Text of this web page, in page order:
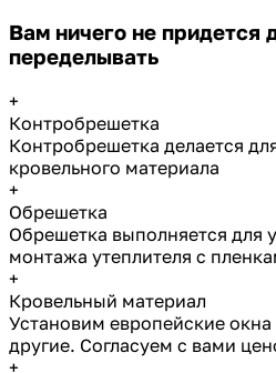
Вам ничего не придется
переделывать
+
Контробрешетка
Контробрешетка делается
кровельного материала
+
Обрешетка
Обрешетка выполняется для
монтажа утеплителя с
+
Кровельный материал
Установим европейские
другие. Согласуем с вами
+